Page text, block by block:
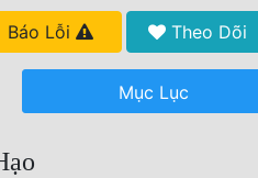
Báo Lỗi Theo Dõi
Mục Lục